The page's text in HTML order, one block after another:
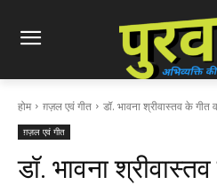
होम ग़ज़ल एवं गीत डॉ. भावना श्रीवास्तव के
ग़ज़ल एवं गीत
डॉ. भावना